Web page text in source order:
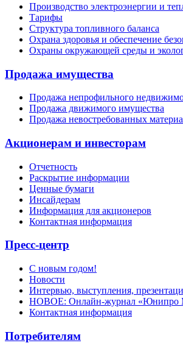
Производство электроэнергии и
Тарифы
Структура топливного баланса
Охрана здоровья и обеспечение
Охраны окружающей среды и
Продажа имущества
Продажа непрофильного
Продажа движимого имущества
Продажа невостребованных
Акционерам и инвесторам
Отчетность
Раскрытие информации
Ценные бумаги
Инсайдерам
Информация для акционеров
Контактная информация
Пресс-центр
С новым годом!
Новости
Интервью, выступления,
НОВОЕ: Онлайн-журнал «Юнипро
Контактная информация
Потребителям